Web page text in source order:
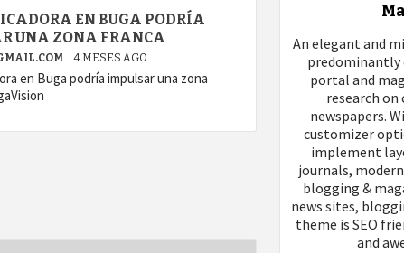
EN BUGA PODRÍA
UNA ZONA FRANCA
4 MESES AGO
en Buga podría impulsar una zona
An elegant and
predominantly
portal and
research
newspapers.
customizer
implement
journals,
blogging &
news sites,
theme is SEO
and